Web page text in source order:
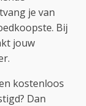
je van
Bij
jouw
kostenloos
Dan